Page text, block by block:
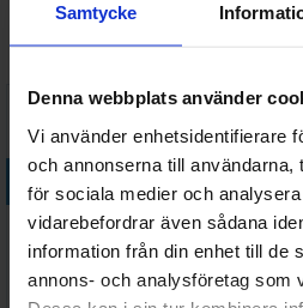
Samtycke
Denna webbplats använder
Vi använder enhetsidentifierare
och annonserna till användarna,
för sociala medier och
vidarebefordrar även sådana
information från din enhet till de
annons- och analysföretag som
Språk:
Engelska Expansion, kräver
Köp
Happy Little
Dinosaurs
Brädspel
288 SEK I lager: 8